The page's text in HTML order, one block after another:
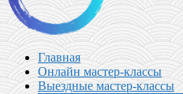
Главная
Онлайн мастер-классы
Выездные мастер-классы